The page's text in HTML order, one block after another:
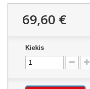
69,60 €
Kiekis